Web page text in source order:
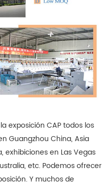
exposición CAP todos los
Guangzhou China, Asia
exhibiciones en Las Vegas
etc. Podemos ofrecer
Y muchos de